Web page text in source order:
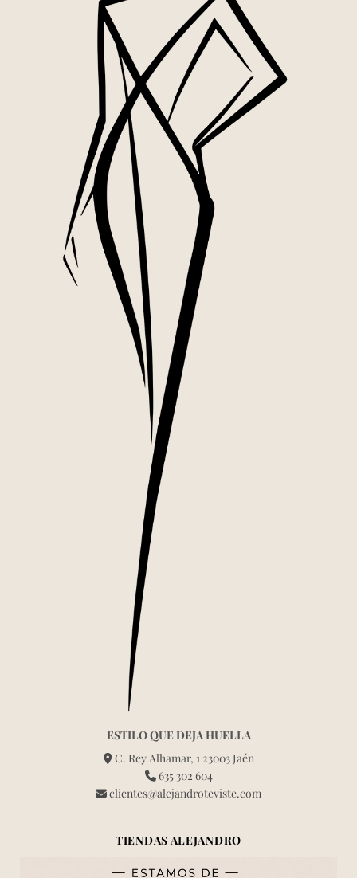
ESTILO QUE DEJA HUELLA
C. Rey Alhamar, 1 23003 Jaén
635 302 604
clientes@alejandroteviste.com
TIENDAS ALEJANDRO